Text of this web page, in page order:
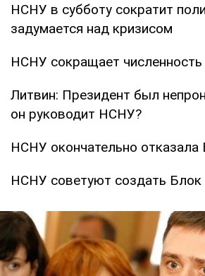
НСНУ в субботу сократит
задумается над кризисом
НСНУ сокращает численность
Литвин: Президент был
он руководит НСНУ?
НСНУ окончательно отказала
НСНУ советуют создать